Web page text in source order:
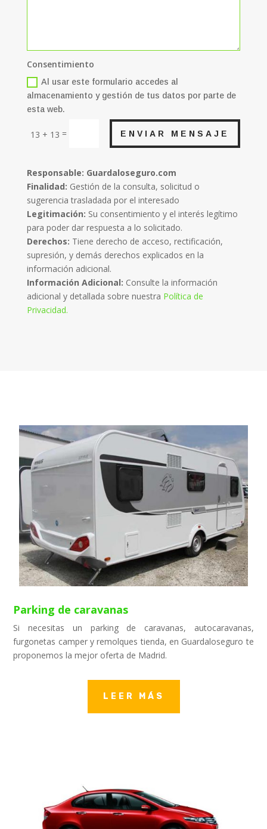
Consentimiento
Al usar este formulario accedes al
almacenamiento y gestión de tus datos por parte de
esta web.
13 + 13 = ENVIAR MENSAJE
Responsable: Guardaloseguro.com
Finalidad: Gestión de la consulta, solicitud o
sugerencia trasladada por el interesado
Legitimación: Su consentimiento y el interés legítimo
para poder dar respuesta a lo solicitado.
Derechos: Tiene derecho de acceso, rectificación,
supresión, y demás derechos explicados en la
información adicional.
Información Adicional: Consulte la información
adicional y detallada sobre nuestra Política de
Privacidad.
Parking de caravanas
Si necesitas un parking de caravanas, autocaravanas,
furgonetas camper y remolques tienda, en Guardaloseguro te
proponemos la mejor oferta de Madrid.
LEER MÁS